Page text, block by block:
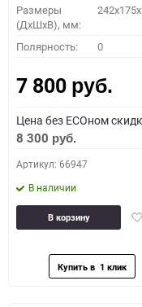
Размеры
(ДхШхВ), мм:
Полярность: 0
7 800 руб.
Цена без ECOном
8 300 руб.
Артикул: 66947
В наличии
В корзину